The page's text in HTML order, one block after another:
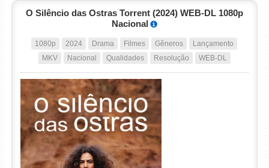
O Silêncio das Ostras Torrent (2024) WEB-DL 1080p
Nacional
1080p 2024 Drama Filmes Gêneros
Lançamento
MKV
Nacional Qualidades Resolução WEB-DL